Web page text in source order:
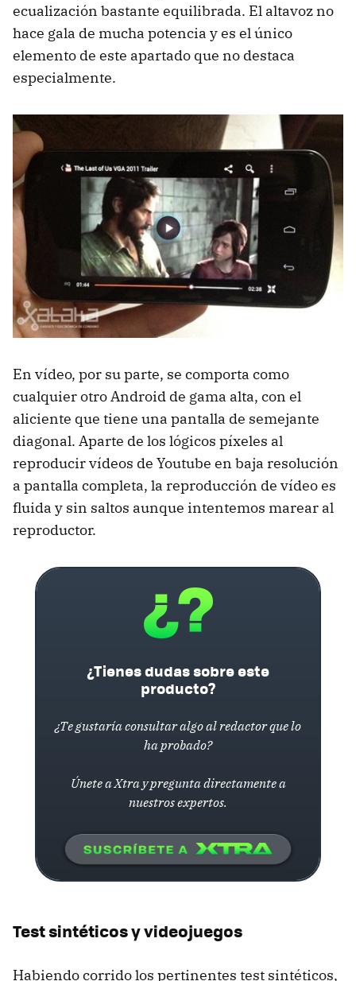
ecualización bastante equilibrada. El altavoz no
hace gala de mucha potencia y es el único
elemento de este apartado que no destaca
especialmente.
En vídeo, por su parte, se comporta como
cualquier otro Android de gama alta, con el
aliciente que tiene una pantalla de semejante
diagonal. Aparte de los lógicos píxeles al
reproducir vídeos de Youtube en baja resolución
a pantalla completa, la reproducción de vídeo es
fluida y sin saltos aunque intentemos marear al
reproductor.
¿Tienes dudas sobre este
producto?
¿Te gustaría consultar algo al redactor que lo
ha probado?
Únete a Xtra y pregunta directamente a
nuestros expertos.
Test sintéticos y videojuegos
Habiendo corrido los pertinentes test sintéticos,